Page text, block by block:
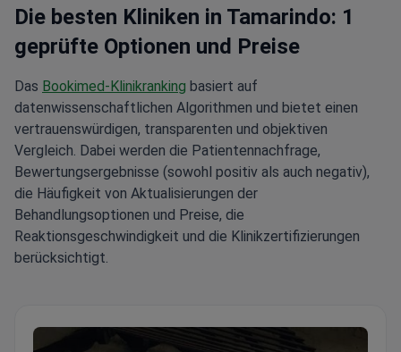
Die besten Kliniken in Tamarindo: 1
geprüfte Optionen und Preise
Das Bookimed-Klinikranking basiert auf
datenwissenschaftlichen Algorithmen und bietet einen
vertrauenswürdigen, transparenten und objektiven
Vergleich. Dabei werden die Patientennachfrage,
Bewertungsergebnisse (sowohl positiv als auch negativ),
die Häufigkeit von Aktualisierungen der
Behandlungsoptionen und Preise, die
Reaktionsgeschwindigkeit und die Klinikzertifizierungen
berücksichtigt.